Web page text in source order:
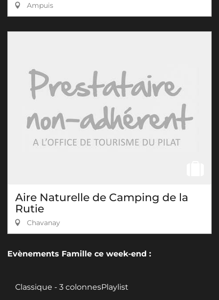
Ampuis
Aire Naturelle de Camping de la
Rutie
Chavanay
Evènements Famille ce week-end :
Classique - 3 colonnesPlaylist